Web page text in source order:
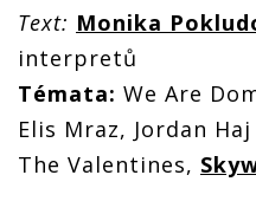
Text: Monika
interpretů
Témata: We Are
Elis Mraz, Jordan Haj
The Valentines,